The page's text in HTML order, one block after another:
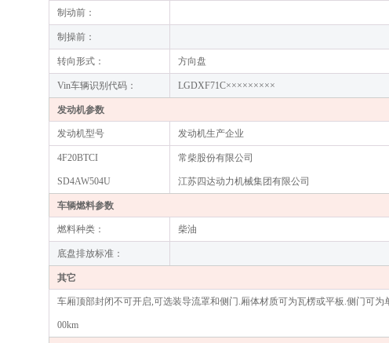
制动前：
制操前：
转向形式： 方向盘
Vin车辆识别代码： LGDXF71C×××××××××
发动机参数
发动机型号 发动机生产企业
4F20BTCI
SD4AW504U
常柴股份有限公司
江苏四达动力机械集团有限公司
车辆燃料参数
燃料种类： 柴油
底盘排放标准：
其它
车厢顶部封闭不可开启,可选装导流罩和侧门.厢体材质可为瓦楞或平板.侧门可为
00km